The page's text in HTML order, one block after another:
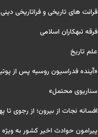
قرائت های تاریخی و فراتاریخی
فرقه تبهکاران اسلامی
علم تاریخ
«آینده فدراسیون روسیه پس از
سناریوی محتمل»
افسانه نجات از بیرون؛ از رجوی تا
پیرامون حوادث اخیر کشور به